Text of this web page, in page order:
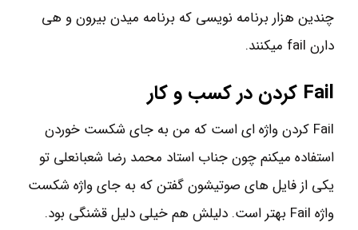
چندین هزار برنامه نویسی که برنامه میدن بیرون و هی
دارن fail میکنند.
Fail کردن در کسب و کار
Fail کردن واژه ای است که من به جای شکست خوردن
استفاده میکنم چون جناب استاد محمد رضا شعبانعلی تو
یکی از فایل های صوتیشون گفتن که به جای واژه شکست
واژه Fail بهتر است. دلیلش هم خیلی دلیل قشنگی بود.